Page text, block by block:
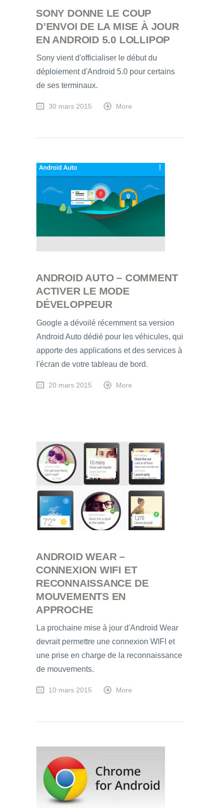
SONY DONNE LE COUP
D’ENVOI DE LA MISE À JOUR
EN ANDROID 5.0 LOLLIPOP
Sony vient d'officialiser le début du
déploiement d'Android 5.0 pour certains
de ses terminaux.
30 mars 2015 More
ANDROID AUTO – COMMENT
ACTIVER LE MODE
DÉVELOPPEUR
Google a dévoilé récemment sa version
Android Auto dédié pour les véhicules, qui
apporte des applications et des services à
l'écran de votre tableau de bord.
20 mars 2015 More
ANDROID WEAR –
CONNEXION WIFI ET
RECONNAISSANCE DE
MOUVEMENTS EN
APPROCHE
La prochaine mise à jour d'Android Wear
devrait permettre une connexion WIFI et
une prise en charge de la reconnaissance
de mouvements.
10 mars 2015 More